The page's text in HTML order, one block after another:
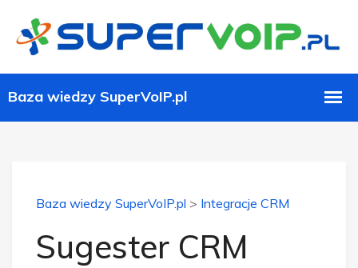
Baza wiedzy SuperVoIP.pl > Integracje CRM
Sugester CRM